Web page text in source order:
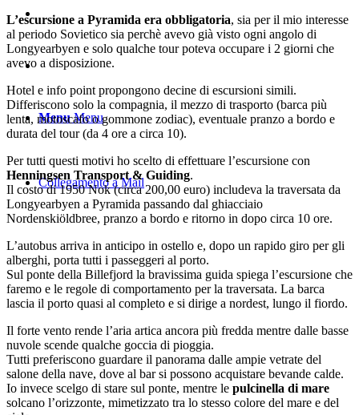
Menu Menu
Collegamento a Mail
L’escursione a Pyramida era obbligatoria, sia per il mio interesse
al periodo Sovietico sia perchè avevo già visto ogni angolo di
Longyearbyen e solo qualche tour poteva occupare i 2 giorni che
avevo a disposizione.
Hotel e info point propongono decine di escursioni simili.
Differiscono solo la compagnia, il mezzo di trasporto (barca più
lenta, motoscafo o gommone zodiac), eventuale pranzo a bordo e
durata del tour (da 4 ore a circa 10).
Per tutti questi motivi ho scelto di effettuare l’escursione con
Henningsen Transport & Guiding.
Il costo di 1950 Nok (circa 200,00 euro) includeva la traversata da
Longyearbyen a Pyramida passando dal ghiacciaio
Nordenskiöldbree, pranzo a bordo e ritorno in dopo circa 10 ore.
L’autobus arriva in anticipo in ostello e, dopo un rapido giro per gli
alberghi, porta tutti i passeggeri al porto.
Sul ponte della Billefjord la bravissima guida spiega l’escursione che
faremo e le regole di comportamento per la traversata. La barca
lascia il porto quasi al completo e si dirige a nordest, lungo il fiordo.
Il forte vento rende l’aria artica ancora più fredda mentre dalle basse
nuvole scende qualche goccia di pioggia.
Tutti preferiscono guardare il panorama dalle ampie vetrate del
salone della nave, dove al bar si possono acquistare bevande calde.
Io invece scelgo di stare sul ponte, mentre le pulcinella di mare
solcano l’orizzonte, mimetizzato tra lo stesso colore del mare e del